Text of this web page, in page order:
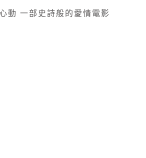
動 一部史詩般的愛情電影